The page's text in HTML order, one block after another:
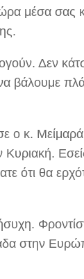
μέσα σας
Δεν
βάλουμε
ο κ.
ότι θα
στην